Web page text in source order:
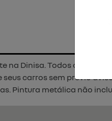
na Dinisa. Todos os
carros sem prévio
Pintura metálica não